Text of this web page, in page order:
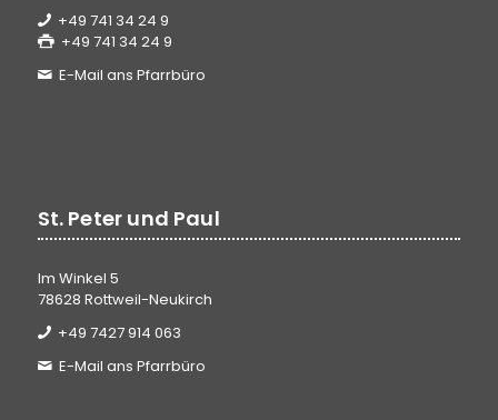
+49 741 34 24 9
+49 741 34 24 9
E-Mail ans Pfarrbüro
St. Peter und Paul
Im Winkel 5
78628 Rottweil-Neukirch
+49 7427 914 063
E-Mail ans Pfarrbüro